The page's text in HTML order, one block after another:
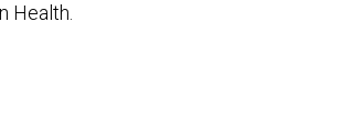
Health.